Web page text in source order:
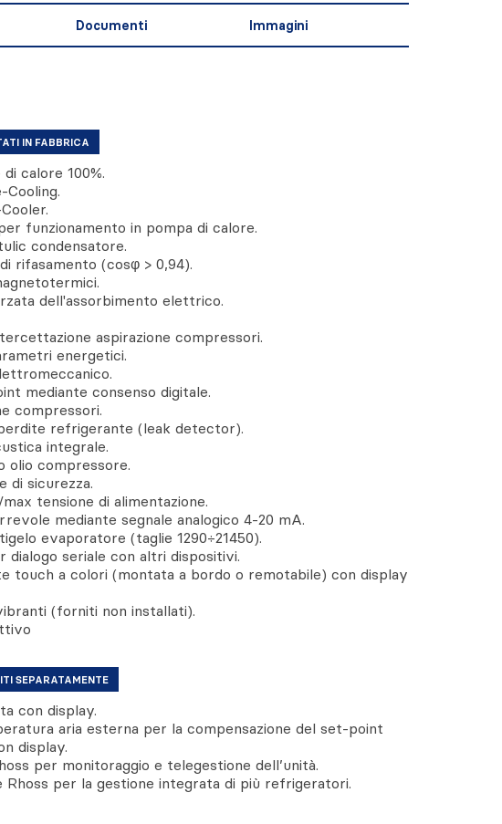
Documenti Immagini
IN FABBRICA
calore 100%.
Cooling.
funzionamento in pompa di calore.
condensatore.
rifasamento (cosφ > 0,94).
dell'assorbimento elettrico.
aspirazione compressori.
energetici.
mediante consenso digitale.
compressori.
refrigerante (leak detector).
integrale.
olio compressore.
di sicurezza.
tensione di alimentazione.
mediante segnale analogico 4-20 mA.
evaporatore (taglie 1290÷21450).
dialogo seriale con altri dispositivi.
touch a colori (montata a bordo o remotabile) con display
(forniti non installati).
SEPARATAMENTE
con display.
aria esterna per la compensazione del set-point
display.
per monitoraggio e telegestione dell’unità.
Rhoss per la gestione integrata di più refrigeratori.